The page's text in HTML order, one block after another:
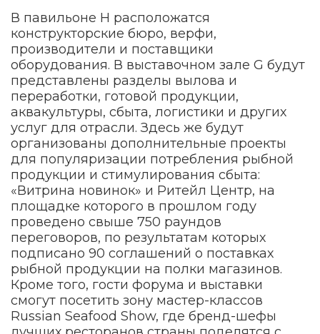
В павильоне H расположатся
конструкторские бюро, верфи,
производители и поставщики
оборудования. В выставочном зале G будут
представлены разделы вылова и
переработки, готовой продукции,
аквакультуры, сбыта, логистики и других
услуг для отрасли. Здесь же будут
организованы дополнительные проекты
для популяризации потребления рыбной
продукции и стимулирования сбыта:
«Витрина новинок» и Ритейл Центр, на
площадке которого в прошлом году
проведено свыше 750 раундов
переговоров, по результатам которых
подписано 90 соглашений о поставках
рыбной продукции на полки магазинов.
Кроме того, гости форума и выставки
смогут посетить зону мастер-классов
Russian Seafood Show, где бренд-шефы